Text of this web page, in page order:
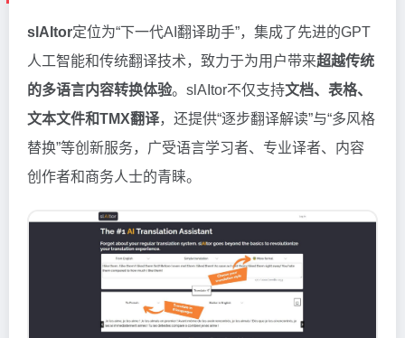
slAItor定位为“下一代AI翻译助手”，集成了先进的GPT
人工智能和传统翻译技术，致力于为用户带来超越传统
的多语言内容转换体验。slAItor不仅支持文档、表格、
文本文件和TMX翻译，还提供“逐步翻译解读”与“多风格
替换”等创新服务，广受语言学习者、专业译者、内容
创作者和商务人士的青睐。